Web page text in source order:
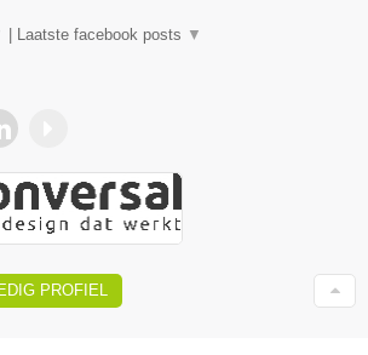
Laatste facebook posts ▼
PROFIEL